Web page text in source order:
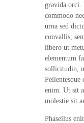
gravida orci.
commodo
urna sed
convallis,
libero ut
elementum
sollicitudin,
Pellentesque
enim. Ut sit
molestie sit
Phasellus